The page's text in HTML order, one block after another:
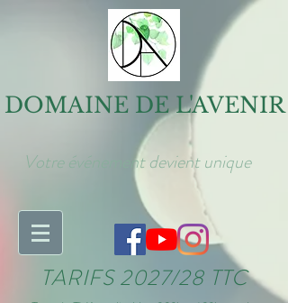
DOMAINE DE L'AVENIR
Votre événement devient unique
TARIFS 2027/28 TTC